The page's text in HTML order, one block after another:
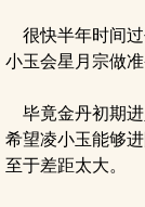
很快半年时间过
小玉会星月宗做准
毕竟金丹初期进
希望凌小玉能够
至于差距太大。